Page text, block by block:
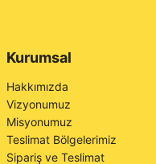
Kurumsal
Hakkımızda
Vizyonumuz
Misyonumuz
Teslimat Bölgelerimiz
Sipariş ve Teslimat